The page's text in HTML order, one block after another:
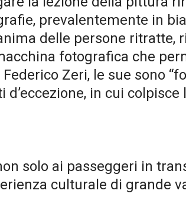
prevalentemente in
delle persone ritratte,
fotografica che
Zeri, le sue sono
in cui colpisce
solo ai passeggeri in
culturale di grande